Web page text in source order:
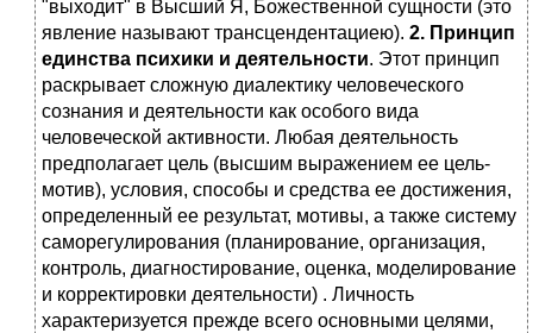
"выходит" в Высший Я, Божественной сущности (это
явление называют трансцендентациею). 2. Принцип
единства психики и деятельности. Этот принцип
раскрывает сложную диалектику человеческого
сознания и деятельности как особого вида
человеческой активности. Любая деятельность
предполагает цель (высшим выражением ее цель-
мотив), условия, способы и средства ее достижения,
определенный ее результат, мотивы, а также систему
саморегулирования (планирование, организация,
контроль, диагностирование, оценка, моделирование
и корректировки деятельности) . Личность
характеризуется прежде всего основными целями,